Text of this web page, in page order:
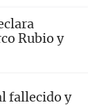
Rubio y
fallecido y